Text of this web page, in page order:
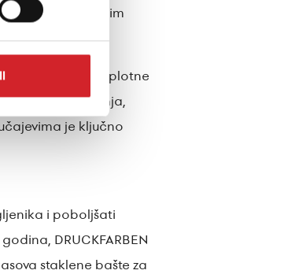
na građevinskim
spoljne toplotne
u vidu curenja,
je ključno
i poboljšati
DRUCKFARBEN
staklene bašte za